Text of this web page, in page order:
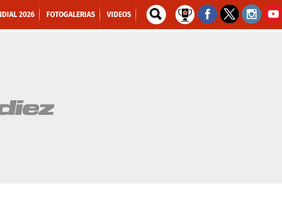
2026 FOTOGALERIAS VIDEOS